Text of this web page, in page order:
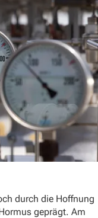
durch die Hoffnung
geprägt. Am